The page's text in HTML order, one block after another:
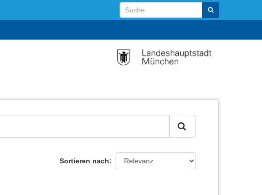
Sortieren nach